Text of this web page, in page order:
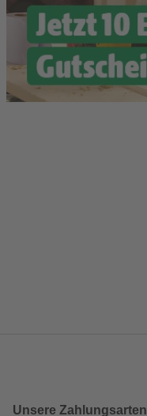
Unsere Zahlungsarten